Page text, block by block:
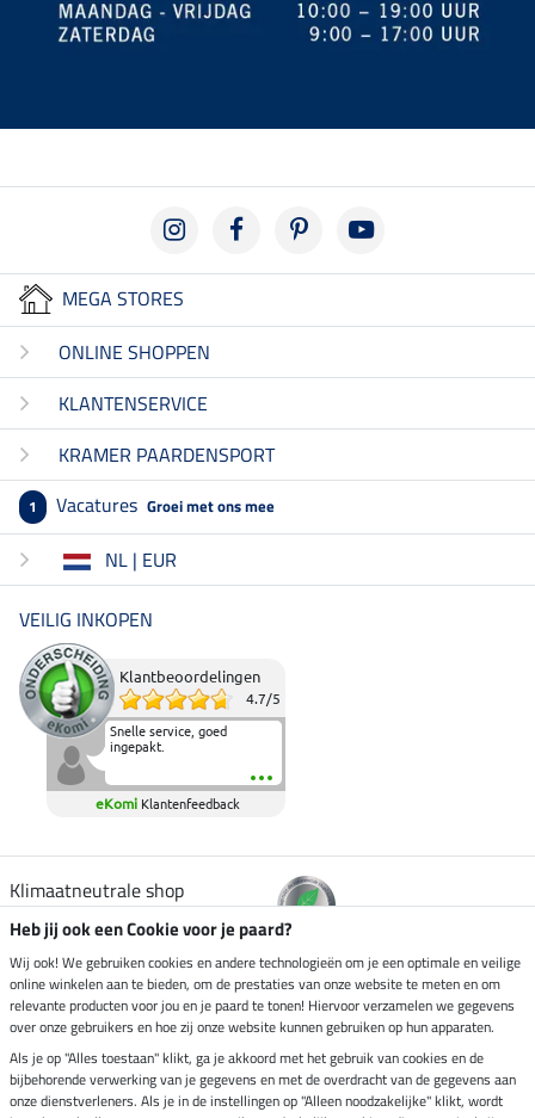
MEGA STORES
ONLINE SHOPPEN
KLANTENSERVICE
KRAMER PAARDENSPORT
1 Vacatures Groei met ons mee
NL | EUR
VEILIG INKOPEN
Klantbeoordelingen
4.7/5
Snelle service, goed
ingepakt.
eKomi Klantenfeedback
Klimaatneutrale shop
Verzending per
Veilig betalen met
Heb jij ook een Cookie voor je paard?
Wij ook! We gebruiken cookies en andere technologieën om je een optimale en veilige
online winkelen aan te bieden, om de prestaties van onze website te meten en om
relevante producten voor jou en je paard te tonen! Hiervoor verzamelen we gegevens
over onze gebruikers en hoe zij onze website kunnen gebruiken op hun apparaten.
Als je op "Alles toestaan" klikt, ga je akkoord met het gebruik van cookies en de
bijbehorende verwerking van je gegevens en met de overdracht van de gegevens aan
onze dienstverleners. Als je in de instellingen op "Alleen noodzakelijke" klikt, wordt